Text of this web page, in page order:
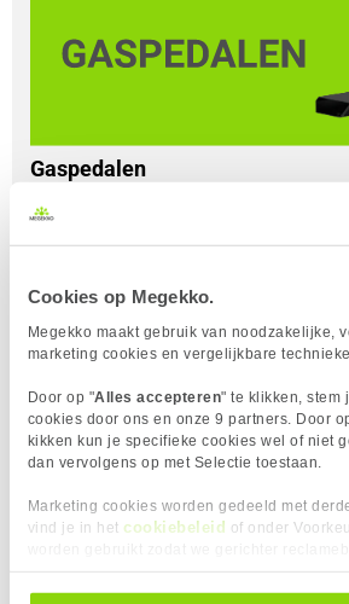
Cookies op Megekko.
Megekko maakt gebruik van noodzakelijke,
marketing cookies en vergelijkbare
Door op "Alles accepteren" te klikken, stem
cookies door ons en onze 9 partners. Door
kikken kun je specifieke cookies wel of niet
dan vervolgens op met Selectie toestaan.
Marketing cookies worden gedeeld met
vind je in het cookiebeleid of onder
alle cookies. Je kunt je gegeven
Gaspedalen
houden bij het kiezen van je pedalen.
belangrijk dat er in ieder geval twee
In sommige gevallen zit er een derde
schakelen (de koppeling), maar vaak is
ook aanwezig op het stuur. Er zijn
verschillende manieren hoe ver het
Potentiometer: meet de positie van
mechanische sensor;
Hall-effect: meet ook de positie,
magneten en gebruikt minder